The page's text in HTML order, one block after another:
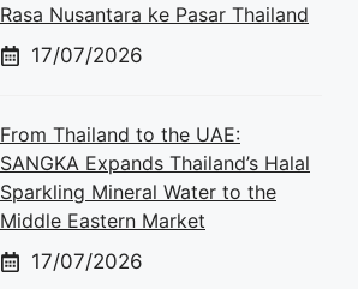
Rasa Nusantara ke Pasar Thailand
17/07/2026
From Thailand to the UAE:
SANGKA Expands Thailand’s Halal
Sparkling Mineral Water to the
Middle Eastern Market
17/07/2026